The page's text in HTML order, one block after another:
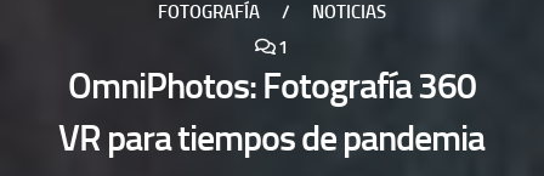
FOTOGRAFÍA /
NOTICIAS
1
OmniPhotos: Fotografía 360
VR para tiempos de pandemia